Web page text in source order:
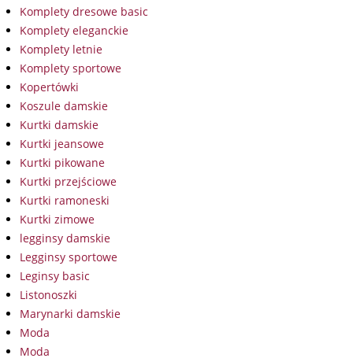
Komplety dresowe basic
Komplety eleganckie
Komplety letnie
Komplety sportowe
Kopertówki
Koszule damskie
Kurtki damskie
Kurtki jeansowe
Kurtki pikowane
Kurtki przejściowe
Kurtki ramoneski
Kurtki zimowe
legginsy damskie
Legginsy sportowe
Leginsy basic
Listonoszki
Marynarki damskie
Moda
Moda